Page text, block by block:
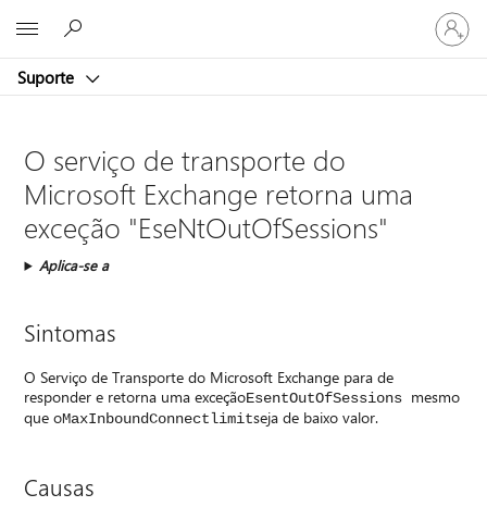
Suporte
Entre
em
sua
O serviço de transporte do
Microsoft Exchange retorna uma
exceção "EseNtOutOfSessions"
Aplica-se a
Sintomas
O Serviço de Transporte do Microsoft Exchange para de
responder e retorna uma exceçãoEsentOutOfSessions mesmo
que oMaxInboundConnectlimitseja de baixo valor.
Causas